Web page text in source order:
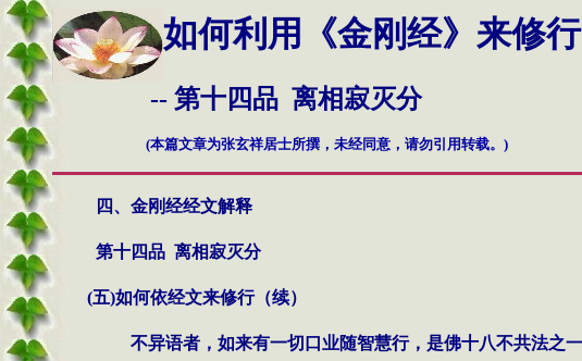
如何利用 《金刚经》 来修
-- 第十四品 离相寂灭分
(本篇文章为张玄祥居士所撰，未经同意，请勿引用转载。)
四、金刚经经文解释
第十四品 离相寂灭分
(五)如何依经文来修行（续）
不异语者，如来有一切口业随智慧行，是佛十八不共法之